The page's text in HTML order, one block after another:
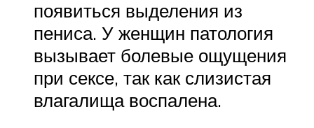
появиться выделения из
пениса. У женщин патология
вызывает болевые ощущения
при сексе, так как слизистая
влагалища воспалена.